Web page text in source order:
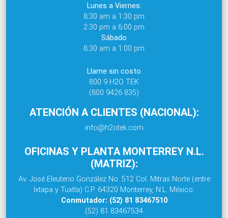
Lunes a Viernes:
8:30 am a 1:30 pm
2:30 pm a 6:00 pm
Sábado
8:30 am a 1:00 pm
Llame sin costo
800 9 H2O TEK
(800 9426 835)
ATENCIÓN A CLIENTES (NACIONAL):
info@h2otek.com
OFICINAS Y PLANTA MONTERREY N.L.
(MATRIZ):
Av. José Eleuterio González No. 512 Col. Mitras Norte (entre
Ixtapa y Tuxtla) C.P. 64320 Monterrey, N.L. México.
Conmutador: (52) 81 83467510
(52) 81 83467534